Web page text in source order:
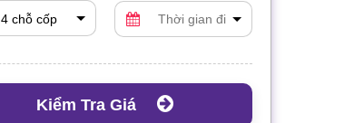
4 chỗ cốp
Kiểm Tra Giá